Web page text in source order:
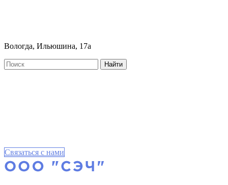
Вологда, Ильюшина, 17а
Связаться с нами